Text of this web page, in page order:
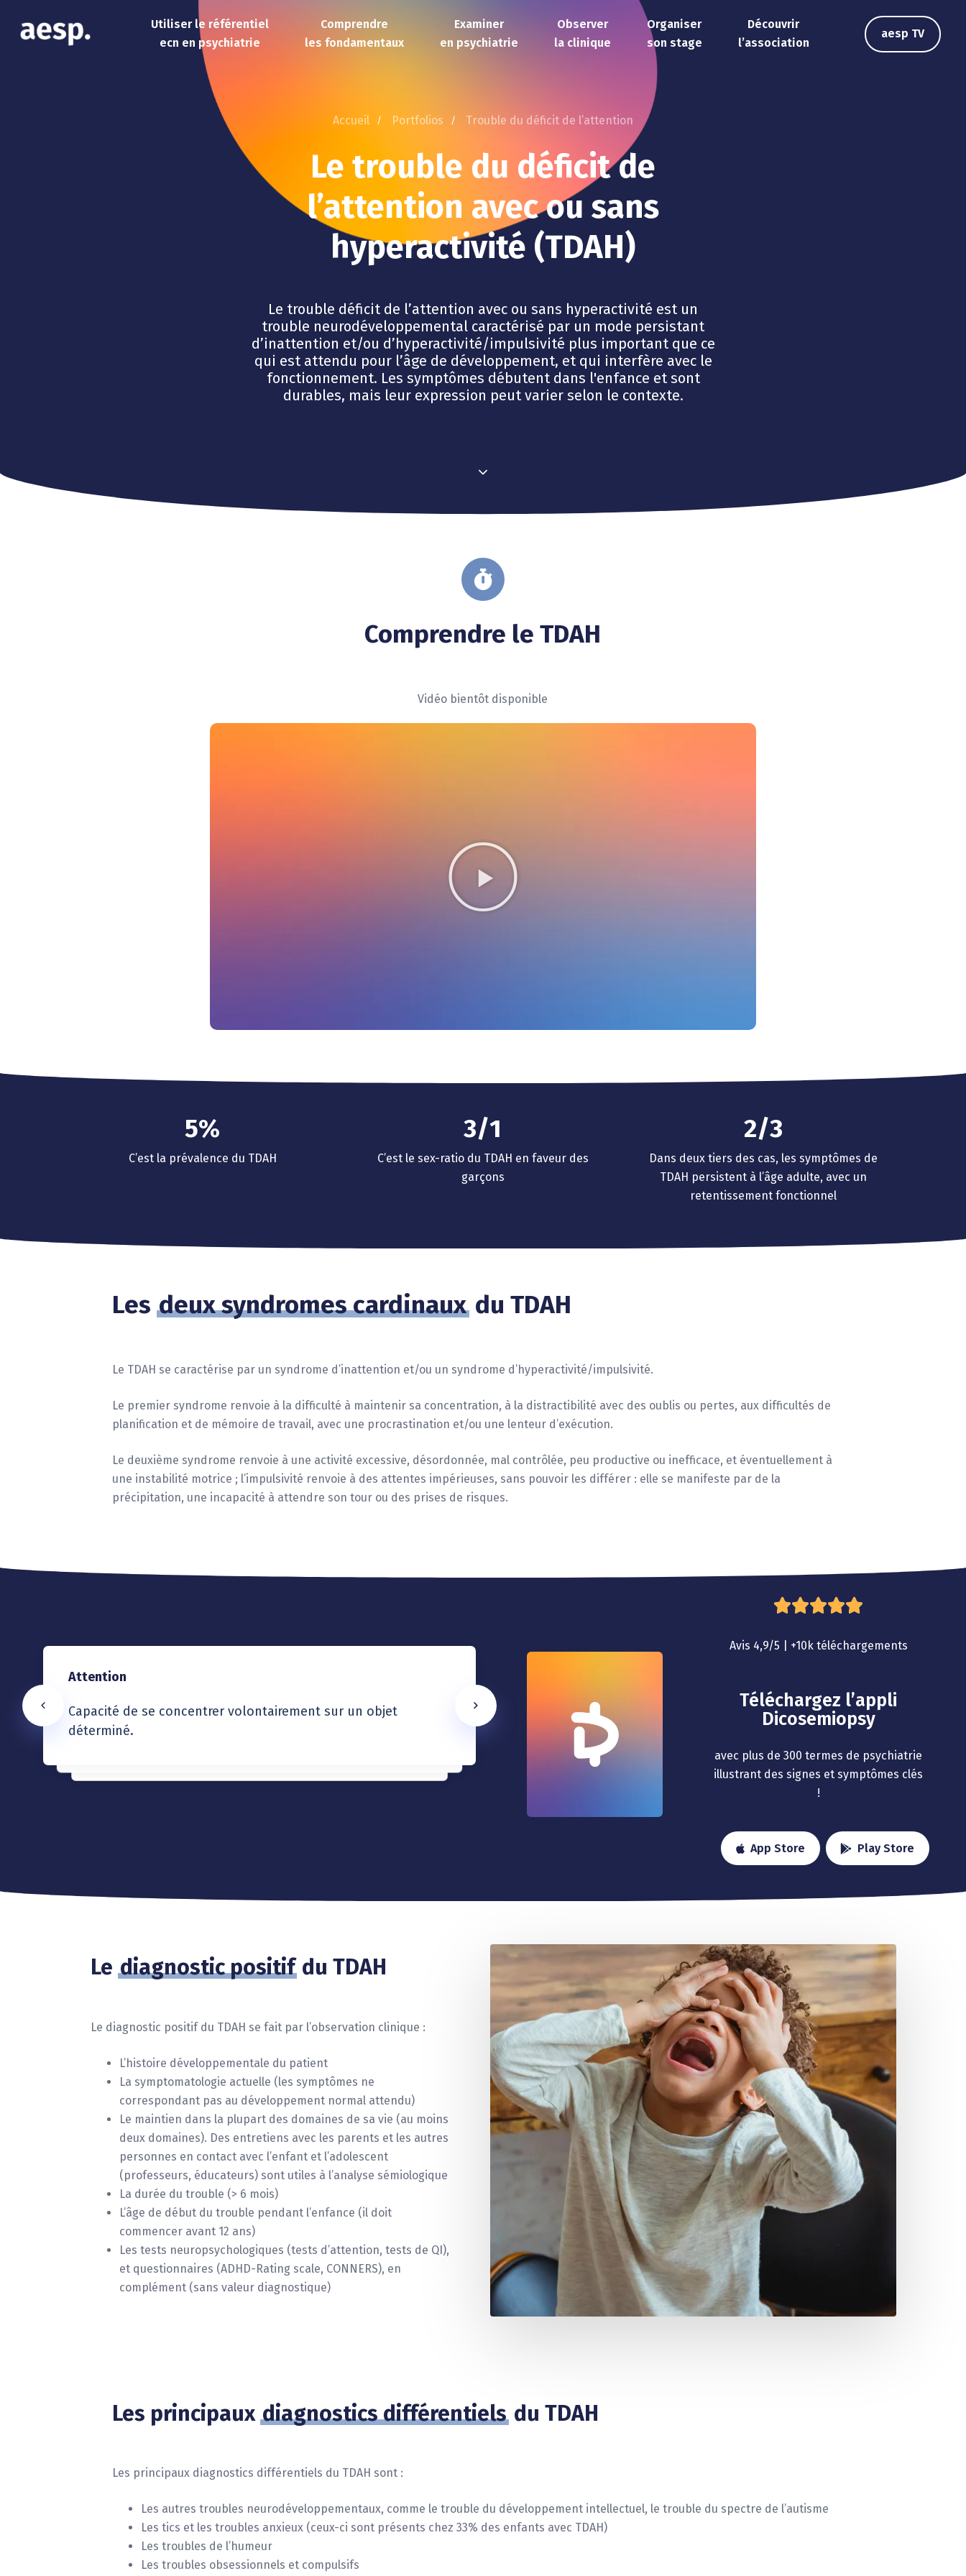
Utiliser le référentiel
ecn en psychiatrie
Comprendre
les fondamentaux
Examiner
en psychiatrie
Observer
la clinique
Organiser
son stage
Découvrir
l’association
aesp TV
Accueil Portfolios Trouble du déficit de l’attention
Le trouble du déficit de
l’attention avec ou sans
hyperactivité (TDAH)
Le trouble déficit de l’attention avec ou sans hyperactivité est un
trouble neurodéveloppemental caractérisé par un mode persistant
d’inattention et/ou d’hyperactivité/impulsivité plus important que ce
qui est attendu pour l’âge de développement, et qui interfère avec le
fonctionnement. Les symptômes débutent dans l'enfance et sont
durables, mais leur expression peut varier selon le contexte.
Comprendre le TDAH
Vidéo bientôt disponible
3
5
6
%
C’est la prévalence du TDAH
1
3
4
5
8
/1
2
3
6
8
C’est le sex-ratio du TDAH en faveur des
garçons
0
2
3
4
5
7
/
1
3
4
5
6
8
Dans deux tiers des cas, les symptômes de
TDAH persistent à l’âge adulte, avec un
retentissement fonctionnel
Les deux syndromes cardinauxdu TDAH
Le TDAH se caractérise par un syndrome d’inattention et/ou un syndrome d’hyperactivité/impulsivité.
Le premier syndrome renvoie à la difficulté à maintenir sa concentration, à la distractibilité avec des oublis ou pertes, aux difficultés de
planification et de mémoire de travail, avec une procrastination et/ou une lenteur d’exécution.
Le deuxième syndrome renvoie à une activité excessive, désordonnée, mal contrôlée, peu productive ou inefficace, et éventuellement à
une instabilité motrice ; l’impulsivité renvoie à des attentes impérieuses, sans pouvoir les différer : elle se manifeste par de la
précipitation, une incapacité à attendre son tour ou des prises de risques.
Capacité de se concentrer volontairement sur un objet
déterminé.
Attention
Qui caractérise une activité intense ou excessive,
anormalement élevée.
Qui agit sous l'impulsion de mouvements spontanés ou plus
Impulsivité

Avis 4,9/5 | +10k téléchargements
Téléchargez l’appli
Dicosemiopsy
avec plus de 300 termes de psychiatrie
illustrant des signes et symptômes clés
!
App Store Play Store
Lediagnostic positif du TDAH
Le diagnostic positif du TDAH se fait par l’observation clinique :
L’histoire développementale du patient
La symptomatologie actuelle (les symptômes ne
correspondant pas au développement normal attendu)
Le maintien dans la plupart des domaines de sa vie (au moins
deux domaines). Des entretiens avec les parents et les autres
personnes en contact avec l’enfant et l’adolescent
(professeurs, éducateurs) sont utiles à l’analyse sémiologique
La durée du trouble (> 6 mois)
L’âge de début du trouble pendant l’enfance (il doit
commencer avant 12 ans)
Les tests neuropsychologiques (tests d’attention, tests de QI),
et questionnaires (ADHD-Rating scale, CONNERS), en
complément (sans valeur diagnostique)
Les principaux diagnostics différentielsdu TDAH
Les principaux diagnostics différentiels du TDAH sont :
Les autres troubles neurodéveloppementaux, comme le trouble du développement intellectuel, le trouble du spectre de l’autisme
Les tics et les troubles anxieux (ceux-ci sont présents chez 33% des enfants avec TDAH)
Les troubles de l’humeur
Les troubles obsessionnels et compulsifs